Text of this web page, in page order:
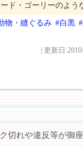
ド・ゴーリーのよう
物・縫ぐるみ #白黒
| 更新日
切れや違反等が御